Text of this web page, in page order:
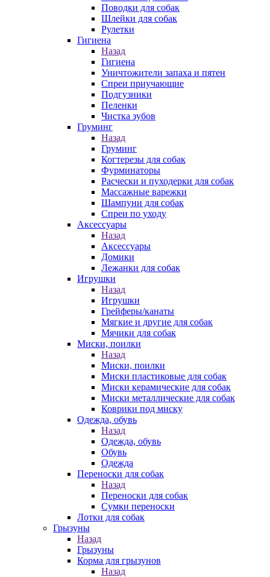
Поводки для собак
Шлейки для собак
Рулетки
Гигиена
Назад
Гигиена
Уничтожители запаха и пятен
Спреи приучающие
Подгузники
Пеленки
Чистка зубов
Груминг
Назад
Груминг
Когтерезы для собак
Фурминаторы
Расчески и пуходерки для собак
Массажные варежки
Шампуни для собак
Спреи по уходу
Аксессуары
Назад
Аксессуары
Домики
Лежанки для собак
Игрушки
Назад
Игрушки
Грейферы/канаты
Мягкие и другие для собак
Мячики для собак
Миски, поилки
Назад
Миски, поилки
Миски пластиковые для собак
Миски керамические для собак
Миски металлические для собак
Коврики под миску
Одежда, обувь
Назад
Одежда, обувь
Обувь
Одежда
Переноски для собак
Назад
Переноски для собак
Сумки переноски
Лотки для собак
Грызуны
Назад
Грызуны
Корма для грызунов
Назад